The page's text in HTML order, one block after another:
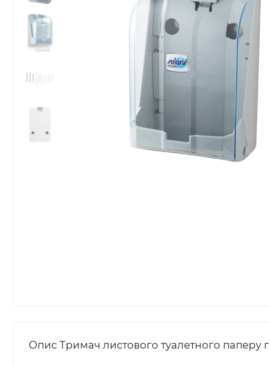
Опис Тримач листового туалетного паперу